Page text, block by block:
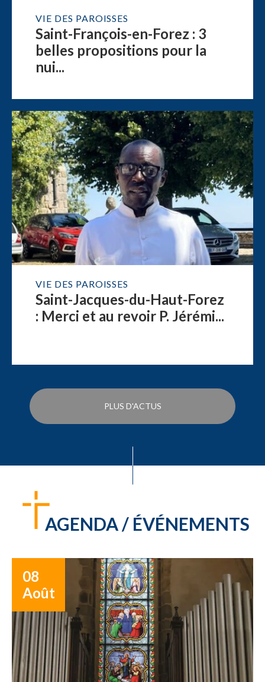
VIE DES PAROISSES
Saint-François-en-Forez : 3
belles propositions pour la
nui...
VIE DES PAROISSES
Saint-Jacques-du-Haut-Forez
: Merci et au revoir P. Jérémi...
PLUS D'ACTUS
AGENDA / ÉVÉNEMENTS
08
Août